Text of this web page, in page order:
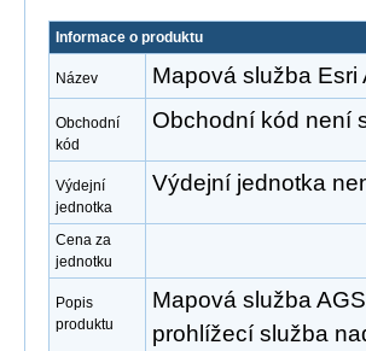
Informace o produktu
Název Mapová služba Esri
Obchodní
kód
Obchodní kód není
Výdejní
jednotka
Výdejní jednotka
Cena za
jednotku
Popis
produktu
Mapová služba
prohlížecí služba